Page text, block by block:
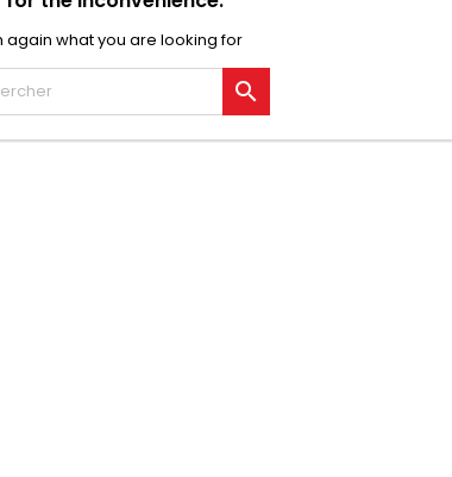
again what you are looking for
